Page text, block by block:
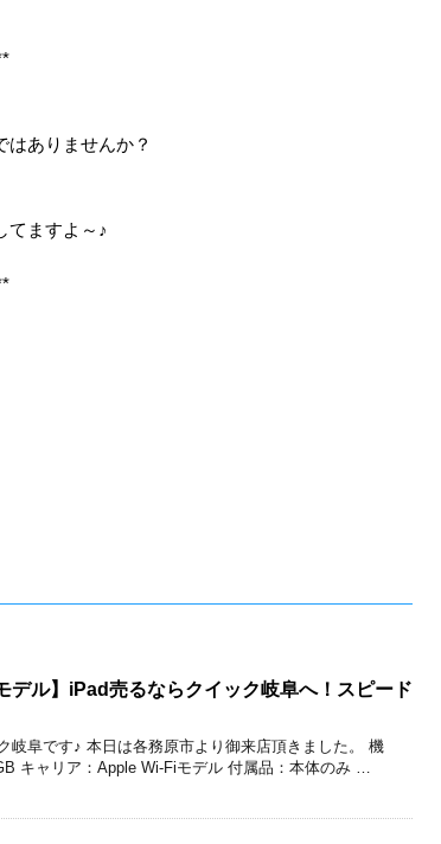
はありませんか？
てますよ～♪
デル】iPad売るならクイック岐阜へ！スピード
岐阜です♪ 本日は各務原市より御来店頂きました。 機
キャリア：Apple Wi-Fiモデル 付属品：本体のみ …